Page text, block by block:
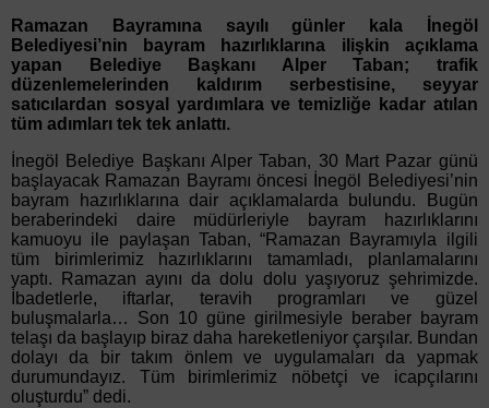
Ramazan Bayramına sayılı günler kala İnegöl
Belediyesi’nin bayram hazırlıklarına ilişkin açıklama
yapan Belediye Başkanı Alper Taban; trafik
düzenlemelerinden kaldırım serbestisine, seyyar
satıcılardan sosyal yardımlara ve temizliğe kadar atılan
tüm adımları tek tek anlattı.
İnegöl Belediye Başkanı Alper Taban, 30 Mart Pazar günü
başlayacak Ramazan Bayramı öncesi İnegöl Belediyesi’nin
bayram hazırlıklarına dair açıklamalarda bulundu. Bugün
beraberindeki daire müdürleriyle bayram hazırlıklarını
kamuoyu ile paylaşan Taban, “Ramazan Bayramıyla ilgili
tüm birimlerimiz hazırlıklarını tamamladı, planlamalarını
yaptı. Ramazan ayını da dolu dolu yaşıyoruz şehrimizde.
İbadetlerle, iftarlar, teravih programları ve güzel
buluşmalarla… Son 10 güne girilmesiyle beraber bayram
telaşı da başlayıp biraz daha hareketleniyor çarşılar. Bundan
dolayı da bir takım önlem ve uygulamaları da yapmak
durumundayız. Tüm birimlerimiz nöbetçi ve icapçılarını
oluşturdu” dedi.